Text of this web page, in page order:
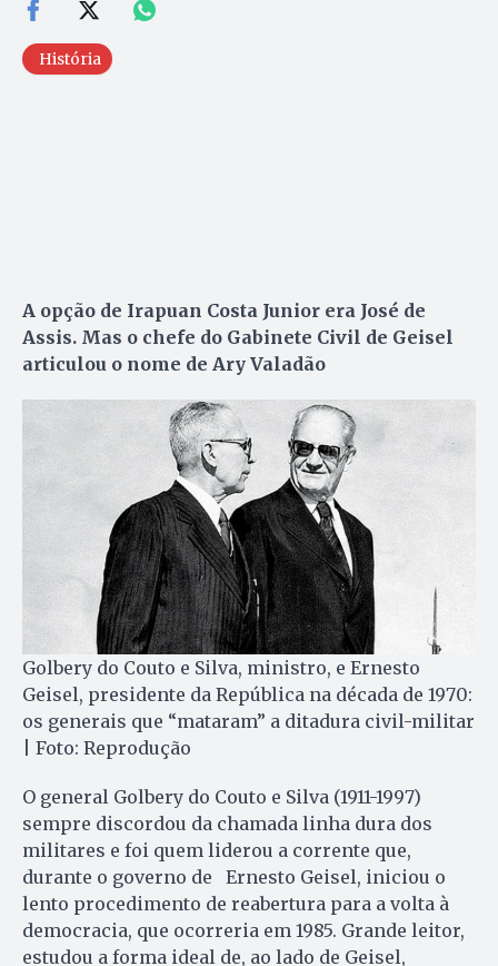
História
A opção de Irapuan Costa Junior era José de
Assis. Mas o chefe do Gabinete Civil de Geisel
articulou o nome de Ary Valadão
Golbery do Couto e Silva, ministro, e Ernesto
Geisel, presidente da República na década de 1970:
os generais que “mataram” a ditadura civil-militar
| Foto: Reprodução
O general Golbery do Couto e Silva (1911-1997)
sempre discordou da chamada linha dura dos
militares e foi quem liderou a corrente que,
durante o governo de Ernesto Geisel, iniciou o
lento procedimento de reabertura para a volta à
democracia, que ocorreria em 1985. Grande leitor,
estudou a forma ideal de, ao lado de Geisel,